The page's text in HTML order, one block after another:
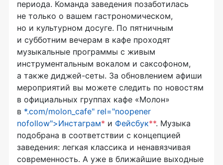
периода. Команда заведения позаботилась
не только о вашем гастрономическом,
но и культурном досуге. По пятничным
и субботним вечерам в кафе проходят
музыкальные программы с живым
инструментальным вокалом и саксофоном,
а также диджей-сеты. За обновлением афиши
мероприятий вы можете следить по новостям
в официальных группах кафе «Молон»
в *.com/molon_cafe" rel="noopener
nofollow">Инстаграм* и Фейсбук**. Музыка
подобрана в соответствии с концепцией
заведения: легкая классика и ненавязчивая
современность. А уже в ближайшие выходные